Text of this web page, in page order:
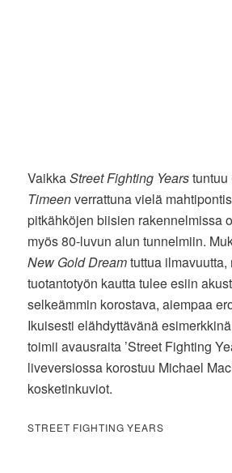
VaikkaStreet Fighting Yearstuntuu
Timeenverrattuna vielä
pitkähköjen biisien rakennelmissa
myös 80-luvun alun tunnelmiin.
New Gold Dreamtuttua ilmavuutta,
tuotantotyön kautta tulee esiin
selkeämmin korostava, aiempaa
Ikuisesti elähdyttävänä
toimii avausraita ’Street Fighting
liveversiossa korostuu Michael
kosketinkuviot.
STREET FIGHTING YEARS